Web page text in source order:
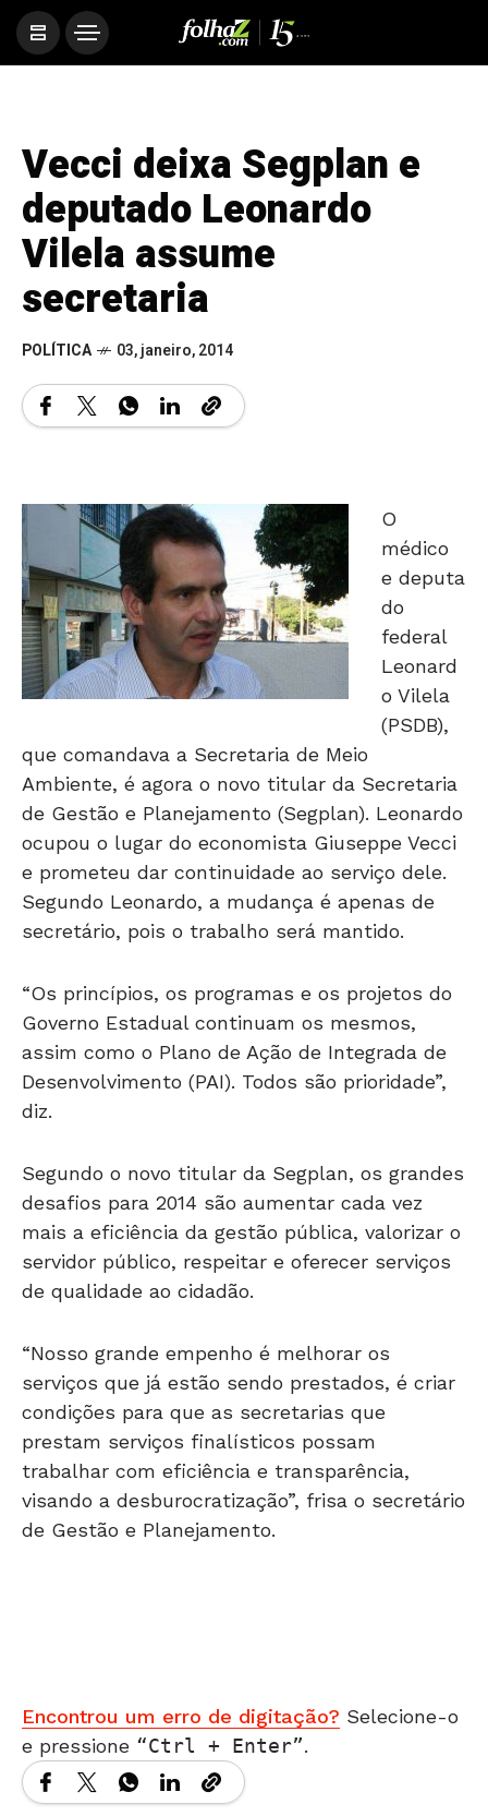
Vecci deixa Segplan e
deputado Leonardo
Vilela assume
secretaria
POLÍTICA 03, janeiro, 2014
O
médico
e deputa
do
federal
Leonard
o Vilela
(PSDB),
que comandava a Secretaria de Meio
Ambiente, é agora o novo titular da Secretaria
de Gestão e Planejamento (Segplan). Leonardo
ocupou o lugar do economista Giuseppe Vecci
e prometeu dar continuidade ao serviço dele.
Segundo Leonardo, a mudança é apenas de
secretário, pois o trabalho será mantido.
“Os princípios, os programas e os projetos do
Governo Estadual continuam os mesmos,
assim como o Plano de Ação de Integrada de
Desenvolvimento (PAI). Todos são prioridade”,
diz.
Segundo o novo titular da Segplan, os grandes
desafios para 2014 são aumentar cada vez
mais a eficiência da gestão pública, valorizar o
servidor público, respeitar e oferecer serviços
de qualidade ao cidadão.
“Nosso grande empenho é melhorar os
serviços que já estão sendo prestados, é criar
condições para que as secretarias que
prestam serviços finalísticos possam
trabalhar com eficiência e transparência,
visando a desburocratização”, frisa o secretário
de Gestão e Planejamento.
Encontrou um erro de digitação? Selecione-o
e pressione
Ctrl + Enter .